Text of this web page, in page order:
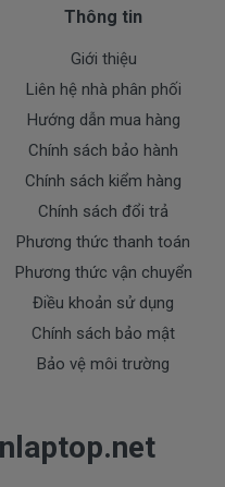
tay về nhé )
Máy Tính Dell
hành với những
nếu pin Dell có các hư
pin quá nhiều, pin
tôi xin được thay mới
bảo hành:
nguyên dạng.
Thông tin
Giới thiệu
Liên hệ nhà phân phối
Hướng dẫn mua hàng
Chính sách bảo hành
Chính sách kiểm hàng
Chính sách đổi trả
Phương thức thanh toán
Phương thức vận chuyển
Điều khoản sử dụng
Chính sách bảo mật
Bảo vệ môi trường